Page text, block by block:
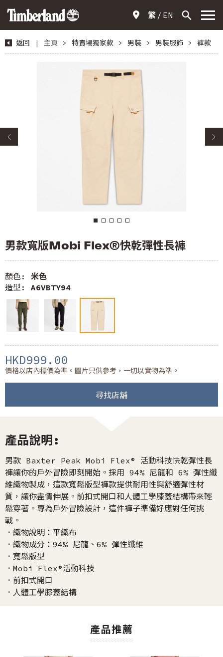
繁 EN
返回 | 主頁 > 特賣場獨家款 > 男裝 > 男裝服飾 > 褲款
男款寬版Mobi Flex®快乾彈性長褲
顏色: 米色
造型: A6VBTY94
HKD999.00
價格以店內標價為準。圖片只供參考，一切以實物為準。
尋找店舖
產品說明:
男款 Baxter Peak Mobi Flex® 活動科技快乾彈性長
褲讓你的戶外冒險即刻開始。採用 94% 尼龍和 6% 彈性纖
維織物製成，這款寬鬆版型褲款提供耐用性與舒適彈性材
質，讓你盡情伸展。前扣式開口和人體工學膝蓋結構帶來輕
鬆穿著。專為戶外冒險設計，這件褲子準備好應對任何挑
戰。
．織物說明：平織布
．織物成分：94% 尼龍、6% 彈性纖維
．寬鬆版型
．Mobi Flex®活動科技
．前扣式開口
．人體工學膝蓋結構
產品推薦